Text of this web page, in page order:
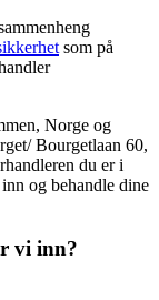
som på
Norge og
Bourgetlaan 60,
du er i
og behandle dine
vi inn?